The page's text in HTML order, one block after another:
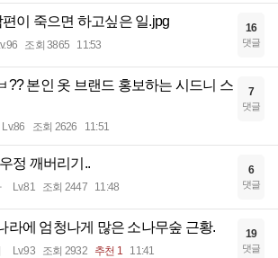
편이 죽으면 하고싶은 일.jpg
조회 3865 11:53
16
댓글
?? 본인 옷 브랜드 홍보하는 시드니 스
Lv.86 조회 2626 11:51
7
댓글
정 깨버리기..
Lv.81 조회 2447 11:48
6
댓글
라에 엄청나게 많은 소나무숲 근황.
Lv.93 조회 2932 추천 1 11:41
19
댓글